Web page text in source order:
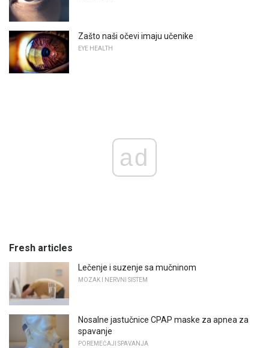
Zašto naši očevi imaju učenike
EYE HEALTH
ad
Fresh articles
Lečenje i suzenje sa mučninom
MOZAK I NERVNI SISTEM
Nosalne jastučnice CPAP maske za apnea za
spavanje
POREMEĆAJI SPAVANJA